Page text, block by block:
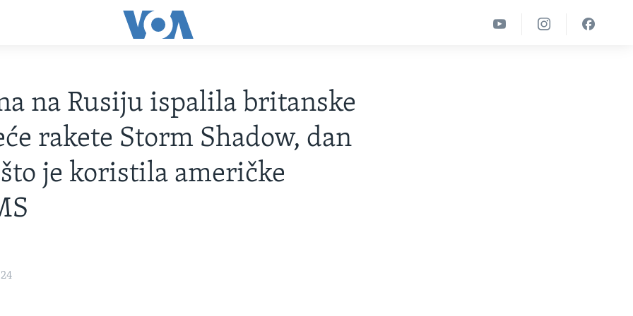
na Rusiju ispalila britanske
rakete Storm Shadow, dan
je koristila američke